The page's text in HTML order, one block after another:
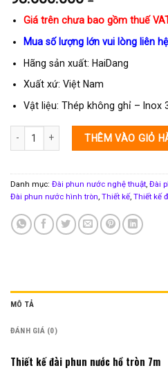
Giá trên chưa bao gồm thuế
Mua số lượng lớn vui lòng liên hệ
Hãng sản xuất: HaiDang
Xuất xứ: Việt Nam
Vật liệu: Thép không ghỉ – Inox
Thiết kế đài phun nước hồ tròn 7m số
THÊM VÀO GIỎ
Danh mục: Đài phun nước nghệ thuật, Đài
Đài phun nước hình tròn, Thiết kế, Thiết kế
MÔ TẢ
ĐÁNH GIÁ (0)
Thiết kế đài phun nước hồ tròn 7m